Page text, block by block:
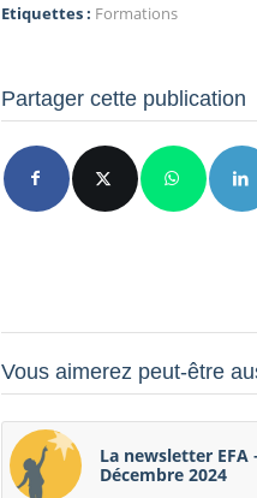
Etiquettes : Formations
Partager cette publication
Vous aimerez peut-être
La newsletter EFA
Décembre 2024